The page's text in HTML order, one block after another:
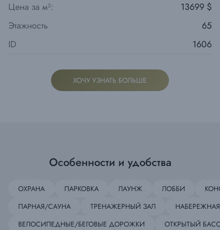
Цена за м²:
13699 $
Этажность
65
ID
1606
ХОЧУ УЗНАТЬ БОЛЬШЕ
Особенности и удобства
ОХРАНА ПАРКОВКА ЛАУНЖ ЛОББИ
ПАРНАЯ/САУНА
ТРЕНАЖЕРНЫЙ ЗАЛ
ВЕЛОСИПЕДНЫЕ/БЕГОВЫЕ ДОРОЖКИ
ОТКРЫТЫЙ